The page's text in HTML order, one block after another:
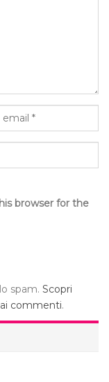
browser for the
spam. Scopri
commenti.